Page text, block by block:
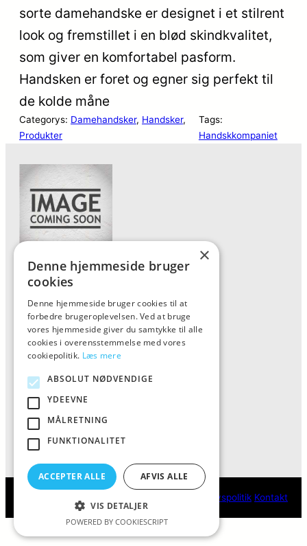
sorte damehandske er designet i et stilrent
look og fremstillet i en blød skindkvalitet,
som giver en komfortabel pasform.
Handsken er foret og egner sig perfekt til
de kolde måne
Categorys: Damehandsker, Handsker
Produkter
Tags:
Handskkompaniet
Forside
Vis alle produkter
Kontakt
Oversigt artikler
ALFA
Tlf: 7876 8672
Mail:info@al-fa.dk
Cookie- og privatlivspolitik Kontakt
×
Denne hjemmeside bruger
cookies
Denne hjemmeside bruger cookies til at
forbedre brugeroplevelsen. Ved at bruge
vores hjemmeside giver du samtykke til alle
cookies i overensstemmelse med vores
cookiepolitik. Læs mere
ABSOLUT NØDVENDIGE
YDEEVNE
MÅLRETNING
FUNKTIONALITET
ACCEPTER ALLE AFVIS ALLE
VIS DETALJER
POWERED BY COOKIESCRIPT